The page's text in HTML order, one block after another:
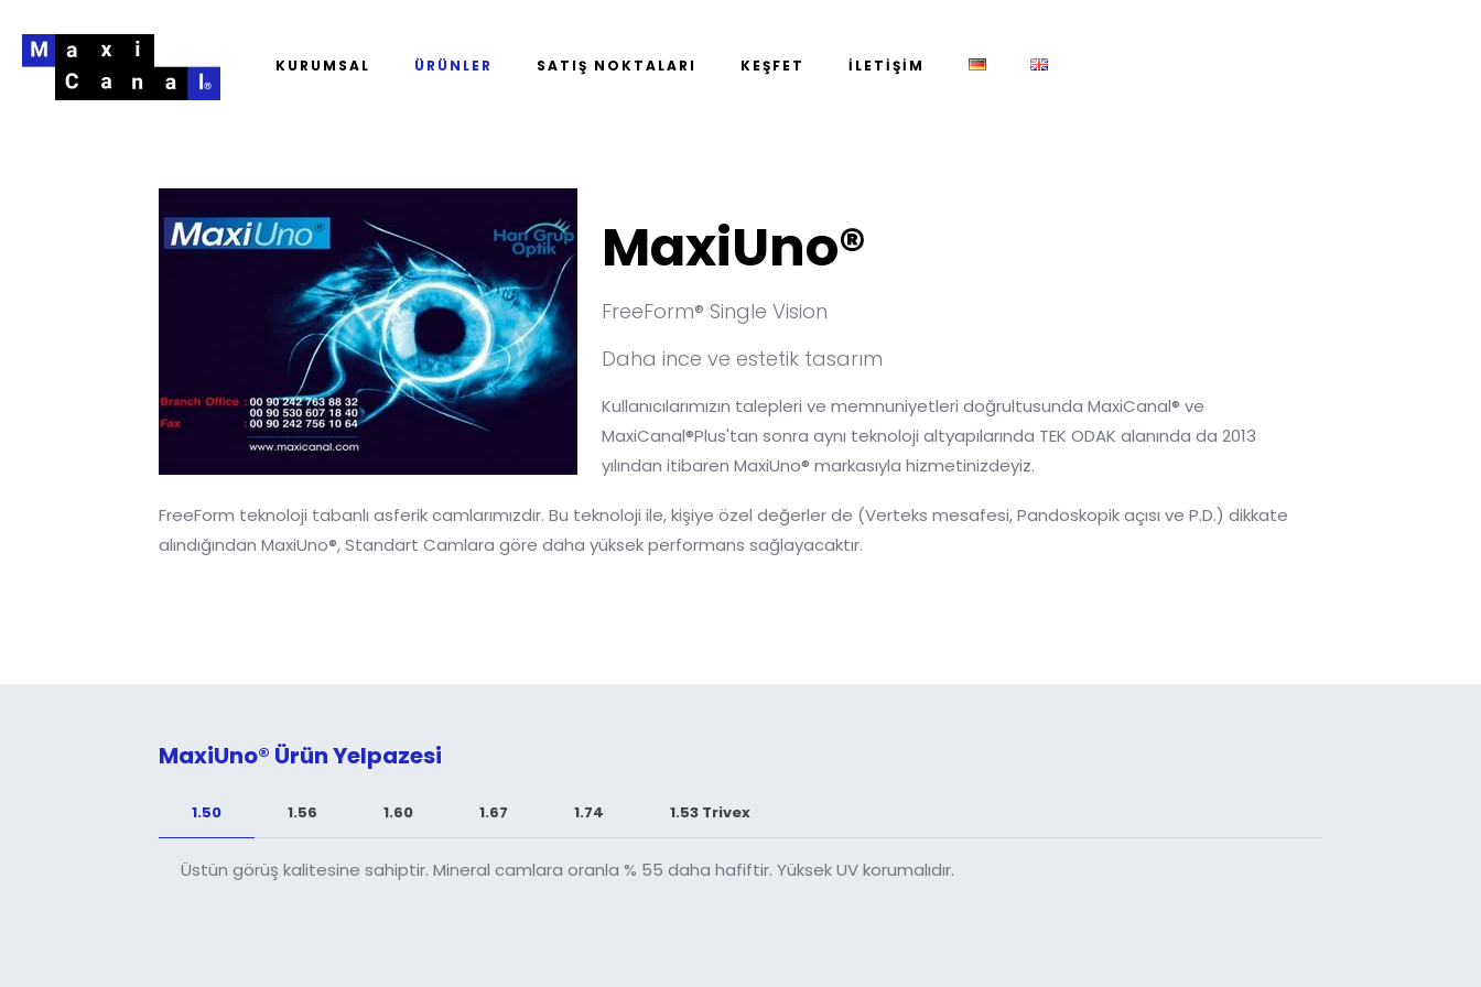
KURUMSAL ÜRÜNLER SATIŞ NOKTALARI KEŞFET İLETİŞİM
MaxiUno®
FreeForm® Single Vision
Daha ince ve estetik tasarım
Kullanıcılarımızın talepleri ve memnuniyetleri doğrultusunda MaxiCanal® ve
MaxiCanal®Plus'tan sonra aynı teknoloji altyapılarında TEK ODAK alanında da 2013
yılından itibaren MaxiUno® markasıyla hizmetinizdeyiz.
FreeForm teknoloji tabanlı asferik camlarımızdır. Bu teknoloji ile, kişiye özel değerler de (Verteks mesafesi, Pandoskopik açısı ve P.D.) dikkate
alındığından MaxiUno®, Standart Camlara göre daha yüksek performans sağlayacaktır.
MaxiUno® Ürün Yelpazesi
1.50 1.56 1.60 1.67 1.74 1.53 Trivex
Üstün görüş kalitesine sahiptir. Mineral camlara oranla % 55 daha hafiftir. Yüksek UV korumalıdır.